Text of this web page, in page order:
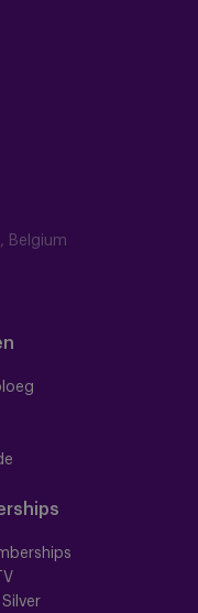
Belgium
Silver